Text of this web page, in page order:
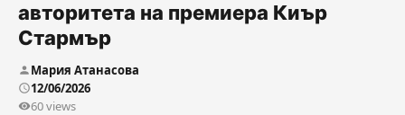
авторитета на премиера Киър
Стармър
Мария Атанасова
12/06/2026
60 views